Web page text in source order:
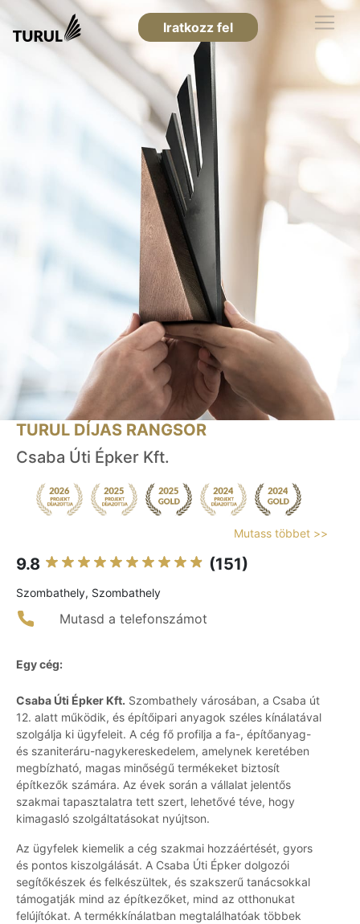
Iratkozz fel
TURUL DÍJAS RANGSOR
Csaba Úti Épker Kft.
Mutass többet >>
9.8 (151)
Szombathely, Szombathely
Mutasd a telefonszámot
Egy cég:
Csaba Úti Épker Kft. Szombathely városában, a Csaba út
12. alatt működik, és építőipari anyagok széles kínálatával
szolgálja ki ügyfeleit. A cég fő profilja a fa-, építőanyag-
és szaniteráru-nagykereskedelem, amelynek keretében
megbízható, magas minőségű termékeket biztosít
építkezők számára. Az évek során a vállalat jelentős
szakmai tapasztalatra tett szert, lehetővé téve, hogy
kimagasló szolgáltatásokat nyújtson.
Az ügyfelek kiemelik a cég szakmai hozzáértését, gyors
és pontos kiszolgálását. A Csaba Úti Épker dolgozói
segítőkészek és felkészültek, és szakszerű tanácsokkal
támogatják mind az építkezőket, mind az otthonukat
felújítókat. A termékkínálatban megtalálhatóak többek